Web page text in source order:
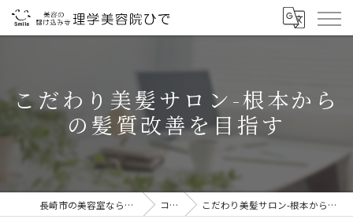
こだわり美髪サロン-根本から
の髪質改善を目指す
長崎市の美容室なら理学美容院ひで コラム こだわり美髪サロン-根本からの髪質改善を目指す